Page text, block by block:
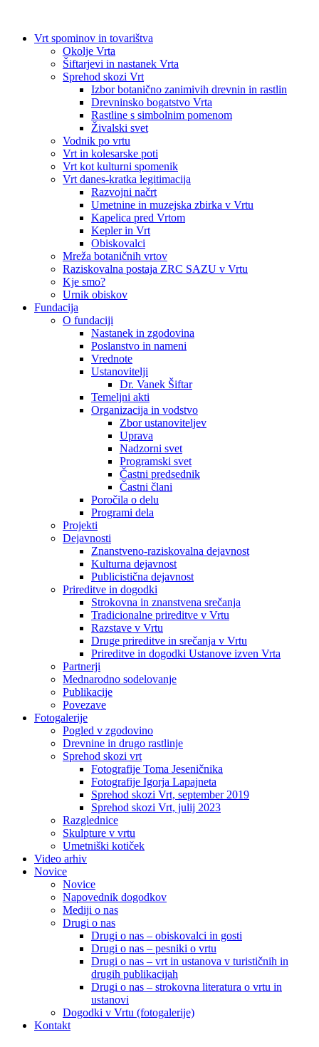
Vrt spominov in tovarištva
Okolje Vrta
Šiftarjevi in nastanek Vrta
Sprehod skozi Vrt
Izbor botanično zanimivih drevnin in rastlin
Drevninsko bogatstvo Vrta
Rastline s simbolnim pomenom
Živalski svet
Vodnik po vrtu
Vrt in kolesarske poti
Vrt kot kulturni spomenik
Vrt danes-kratka legitimacija
Razvojni načrt
Umetnine in muzejska zbirka v Vrtu
Kapelica pred Vrtom
Kepler in Vrt
Obiskovalci
Mreža botaničnih vrtov
Raziskovalna postaja ZRC SAZU v Vrtu
Kje smo?
Urnik obiskov
Fundacija
O fundaciji
Nastanek in zgodovina
Poslanstvo in nameni
Vrednote
Ustanovitelji
Dr. Vanek Šiftar
Temeljni akti
Organizacija in vodstvo
Zbor ustanoviteljev
Uprava
Nadzorni svet
Programski svet
Častni predsednik
Častni člani
Poročila o delu
Programi dela
Projekti
Dejavnosti
Znanstveno-raziskovalna dejavnost
Kulturna dejavnost
Publicistična dejavnost
Prireditve in dogodki
Strokovna in znanstvena srečanja
Tradicionalne prireditve v Vrtu
Razstave v Vrtu
Druge prireditve in srečanja v Vrtu
Prireditve in dogodki Ustanove izven Vrta
Partnerji
Mednarodno sodelovanje
Publikacije
Povezave
Fotogalerije
Pogled v zgodovino
Drevnine in drugo rastlinje
Sprehod skozi vrt
Fotografije Toma Jeseničnika
Fotografije Igorja Lapajneta
Sprehod skozi Vrt, september 2019
Sprehod skozi Vrt, julij 2023
Razglednice
Skulpture v vrtu
Umetniški kotiček
Video arhiv
Novice
Novice
Napovednik dogodkov
Mediji o nas
Drugi o nas
Drugi o nas – obiskovalci in gosti
Drugi o nas – pesniki o vrtu
Drugi o nas – vrt in ustanova v turističnih in
drugih publikacijah
Drugi o nas – strokovna literatura o vrtu in
ustanovi
Dogodki v Vrtu (fotogalerije)
Kontakt